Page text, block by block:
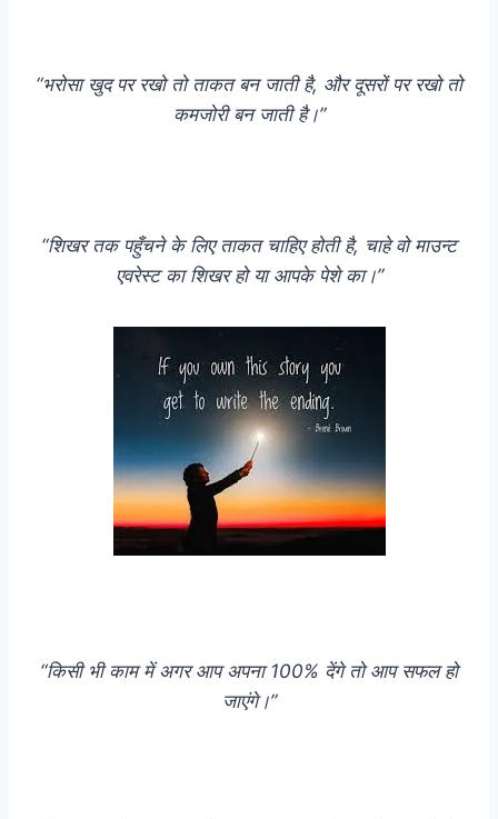
“भरोसा खुद पर रखो तो ताकत बन जाती है, और दूसरों पर रखो तो
कमजोरी बन जाती है।”
“शिखर तक पहुँचने के लिए ताकत चाहिए होती है, चाहे वो माउन्ट
एवरेस्ट का शिखर हो या आपके पेशे का।”
“किसी भी काम में अगर आप अपना 100% देंगे तो आप सफल हो
जाएंगे।”